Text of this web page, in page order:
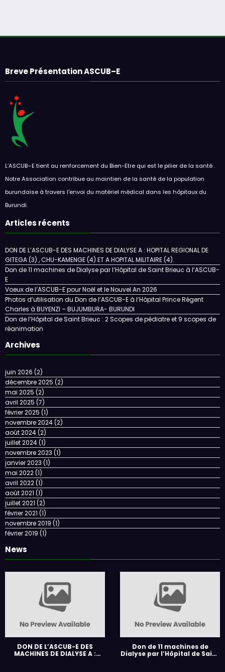
Breve Présentation ASCUB–E
L’ASCUB–E tient au renforcement du Bien-Etre qui est le pilier de la santé .
Notre Association contribue au maintien de la santé de la population
burundaise à travers l'envoi du matériel médical dans les hôpitaux du
Burundi.
Articles récents
DON DE L’ASCUB-E DES MACHINES DE DIALYSE A : HOPITAL REGIONAL DE
GITEGA (3) , CHU-KAMENGE (4) ET A HOPITAL MILITAIRE (4).
Don de 11 machines de Dialyse par l’Hôpital de Saint Brieuc à l’ASCUB-
E
Voeux de l’ASCUB-E pour Noël et le Nouvel An 2026
Photos d’utilisation du Don de l’ASCUB-E à l’Hôpital Prince Régent
Charles à BUYENZI – BUJUMBURA- BURUNDI
Don de l’Hôpital de Saint Brieuc : 2 Scopes de pédiatre et 9 scopes de
réanimation
Archives
juin 2026 (2)
décembre 2025 (2)
mai 2025 (2)
avril 2025 (7)
février 2025 (1)
novembre 2024(2)
août 2024(2)
juillet 2024(1)
novembre 2023 (1)
janvier 2023 (1)
mai 2022(1)
avril 2022(1)
août 2021 (1)
juillet 2021 (2)
février 2021 (1)
novembre 2019 (1)
février 2019 (1)
News
DON DE L’ASCUB-E DES
MACHINES DE DIALYSE A :
Don de 11 machines de
Dialyse par l’Hôpital de Saint